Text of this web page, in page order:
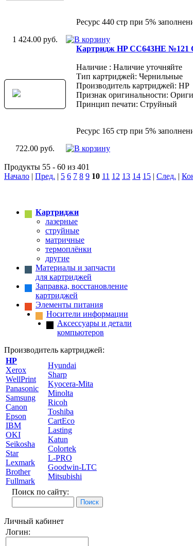
Ресурс 440 стр при 5%
1 424.00 руб.
Картридж HP CC643HE №121
Наличие : Наличие уточняйте
Тип картриджей: Чернильные
Производитель картриджей: HP
Признак оригинальности:
Принцип печати: Струйный
Ресурс 165 стр при 5%
722.00 руб.
Продукты 55 - 60 из 401
Начало | Пред. | 5 6 7 8 9 10 11 12 13 14 15 | След. |
Картриджи
лазерные
струйные
матричные
термоплёнки
другие
Материалы и запчасти
для картриджей
Заправка, восстановление
картриджей
Элементы питания
Носители информации
Аксессуары и детали
компьютеров
Производитель картриджей:
HP
Xerox
WellPrint
Panasonic
Samsung
Canon
Epson
IBM
OKI
Seikosha
Star
Lexmark
Brother
Fullmark
Hyundai
Sharp
Kyocera-Mita
Minolta
Ricoh
Toshiba
CartEco
Lasting
Katun
Colortek
L-PRO
Goodwin-LTC
Mitsubishi
Поиск по сайту:
Личный кабинет
Логин: